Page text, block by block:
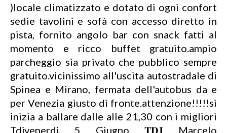
)locale climatizzato e dotato di ogni confort
sedie tavolini e sofà con accesso diretto in
pista, fornito angolo bar con snack fatti al
momento e ricco buffet gratuito.ampio
parcheggio sia privato che pubblico sempre
gratuito.vicinissimo all'uscita autostradale di
Spinea e Mirano, fermata dell'autobus da e
per Venezia giusto di fronte.attenzione!!!!!si
inizia a ballare dalle alle 21,30 con i migliori
Tdjvenerdi 5 Giugno 𝐓𝐃𝐉 Marcelo